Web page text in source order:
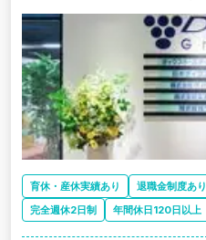
育休・産休実績あり 退職金制度あり
完全週休2日制
年間休日120日以上